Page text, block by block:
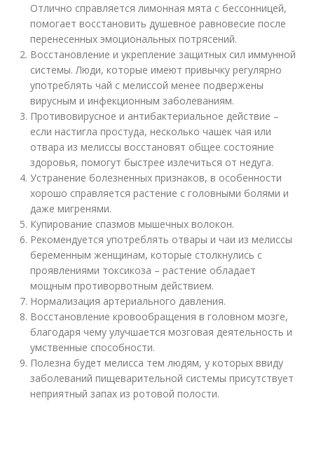
Отлично справляется лимонная мята с бессонницей,
помогает восстановить душевное равновесие после
перенесенных эмоциональных потрясений.
Восстановление и укрепление защитных сил иммунной
системы. Люди, которые имеют привычку регулярно
употреблять чай с мелиссой менее подвержены
вирусным и инфекционным заболеваниям.
Противовирусное и антибактериальное действие –
если настигла простуда, несколько чашек чая или
отвара из мелиссы восстановят общее состояние
здоровья, помогут быстрее излечиться от недуга.
Устранение болезненных признаков, в особенности
хорошо справляется растение с головными болями и
даже мигренями.
Купирование спазмов мышечных волокон.
Рекомендуется употреблять отвары и чаи из мелиссы
беременным женщинам, которые столкнулись с
проявлениями токсикоза – растение обладает
мощным противорвотным действием.
Нормализация артериального давления.
Восстановление кровообращения в головном мозге,
благодаря чему улучшается мозговая деятельность и
умственные способности.
Полезна будет мелисса тем людям, у которых ввиду
заболеваний пищеварительной системы присутствует
неприятный запах из ротовой полости.